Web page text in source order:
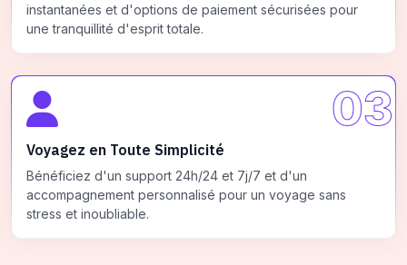
instantanées et d'options de paiement sécurisées pour
une tranquillité d'esprit totale.
03
Voyagez en Toute Simplicité
Bénéficiez d'un support 24h/24 et 7j/7 et d'un
accompagnement personnalisé pour un voyage sans
stress et inoubliable.